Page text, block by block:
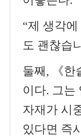
“제 생각에
도 괜찮습
둘째 , 《한
이다. 그는
자재가 시
있다면 즉